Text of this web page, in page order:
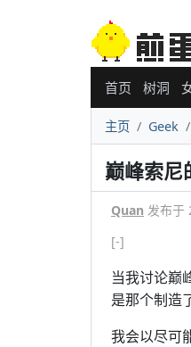
首页 树洞
主页 Geek
巅峰索
Quan 发布于
[-]
当我讨论巅
是那个制造
我会以尽可